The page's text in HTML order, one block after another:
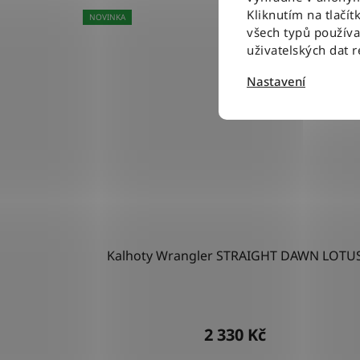
Kliknutím na
všech typů
uživatelských dat
Nastavení
NOVINKA
Kalhoty Wrangler STRAIGHT DAWN
2 330 Kč